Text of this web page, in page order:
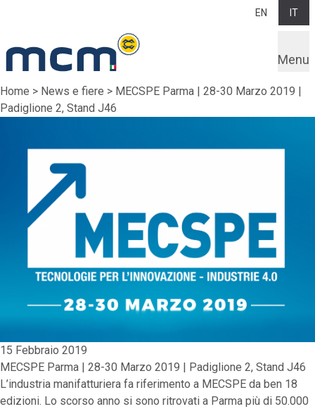
EN IT
Menu
Home > News e fiere > MECSPE Parma | 28-30 Marzo 2019 |
Padiglione 2, Stand J46
15 Febbraio 2019
MECSPE Parma | 28-30 Marzo 2019 | Padiglione 2, Stand J46
L’industria manifatturiera fa riferimento a MECSPE da ben 18
edizioni. Lo scorso anno si sono ritrovati a Parma più di 50.000